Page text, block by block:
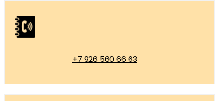
+7 926 560 66 63